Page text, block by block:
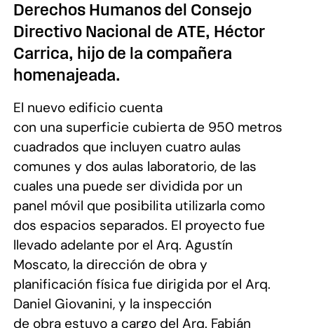
Derechos Humanos del Consejo
Directivo Nacional de ATE, Héctor
Carrica, hijo de la compañera
homenajeada.
El nuevo edificio cuenta
con una superficie cubierta de 950 metros
cuadrados que incluyen cuatro aulas
comunes y dos aulas laboratorio, de las
cuales una puede ser dividida por un
panel móvil que posibilita utilizarla como
dos espacios separados. El proyecto fue
llevado adelante por el Arq. Agustín
Moscato, la dirección de obra y
planificación física fue dirigida por el Arq.
Daniel Giovanini, y la inspección
de obra estuvo a cargo del Arq. Fabián